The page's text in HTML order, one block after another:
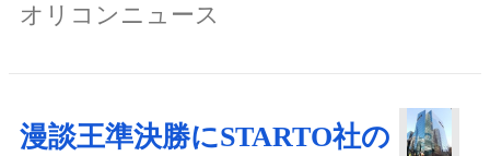
オリコンニュース
漫談王準決勝にSTARTO社の